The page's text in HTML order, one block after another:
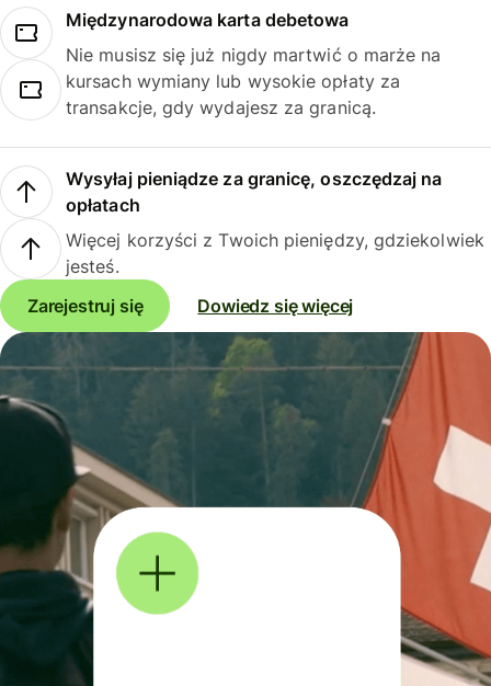
Międzynarodowa karta debetowa
Nie musisz się już nigdy martwić o marże na
kursach wymiany lub wysokie opłaty za
transakcje, gdy wydajesz za granicą.
Wysyłaj pieniądze za granicę, oszczędzaj na
opłatach
Więcej korzyści z Twoich pieniędzy, gdziekolwiek
jesteś.
Zarejestruj się
Dowiedz się więcej